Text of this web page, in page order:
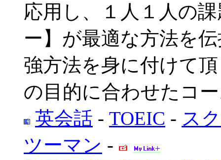
応用し、１人１人の
ー】が最適な方法を
強方法を身に付けて
の目的に合わせたコ
英会話 - TOEIC - ス
ツーマン -